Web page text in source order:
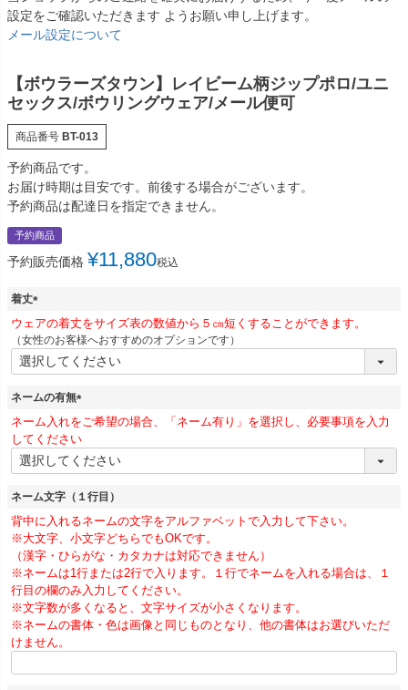
設定をご確認いただきます ようお願い申し上げます。
メール設定について
【ボウラーズタウン】レイビーム柄ジップポロ/ユニ
セックス/ボウリングウェア/メール便可
商品番号 BT-013
予約商品です。
お届け時期は目安です。前後する場合がございます。
予約商品は配達日を指定できません。
予約商品
予約販売価格 ¥11,880税込
着丈
(
必
須
)
ウェアの着丈をサイズ表の数値から５㎝短くすることができます。
（女性のお客様へおすすめのオプションです）
ネームの有無
(
必
須
)
ネーム入れをご希望の場合、「ネーム有り」を選択し、必要事項を入力
してください
ネーム文字（１行目）
背中に入れるネームの文字をアルファベットで入力して下さい。
※大文字、小文字どちらでもOKです。
（漢字・ひらがな・カタカナは対応できません）
※ネームは1行または2行で入ります。１行でネームを入れる場合は、１
行目の欄のみ入力してください。
※文字数が多くなると、文字サイズが小さくなります。
※ネームの書体・色は画像と同じものとなり、他の書体はお選びいただ
けません。